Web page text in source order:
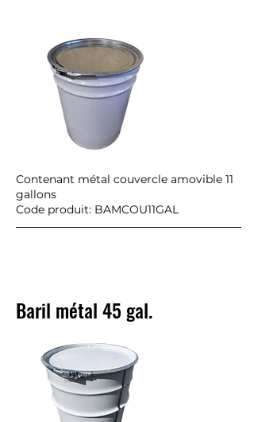
Contenant métal couvercle amovible 11
gallons
Code produit: BAMCOU11GAL
Baril métal 45 gal.